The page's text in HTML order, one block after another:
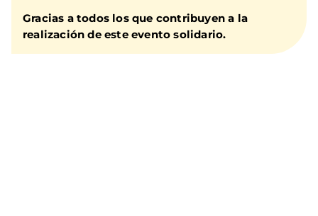
Gracias a todos los que contribuyen a la
realización de este evento solidario.